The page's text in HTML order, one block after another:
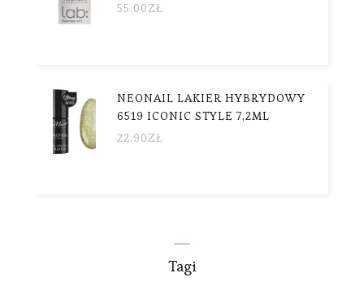
55.00ZŁ
NEONAIL LAKIER HYBRYDOWY
6519 ICONIC STYLE 7,2ML
22.90ZŁ
Tagi